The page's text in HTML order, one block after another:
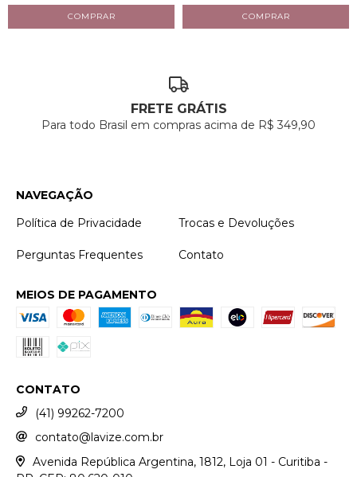
FRETE GRÁTIS
Para todo Brasil em compras acima de R$ 349,90
NAVEGAÇÃO
Política de Privacidade
Trocas e Devoluções
Perguntas Frequentes Contato
MEIOS DE PAGAMENTO
CONTATO
(41) 99262-7200
contato@lavize.com.br
Avenida República Argentina, 1812, Loja 01 - Curitiba -